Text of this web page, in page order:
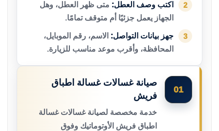
2 اكتب وصف العطل: متى ظهر العطل، وهل
الجهاز يعمل جزئيًا أم متوقف تمامًا.
3 جهز بيانات التواصل: الاسم، رقم الموبايل،
المحافظة، وأقرب موعد مناسب للزيارة.
01
صيانة غسالات غسالة اطباق
فريش
خدمة مخصصة لصيانة غسالات غسالة
اطباق فريش الأوتوماتيك وفوق